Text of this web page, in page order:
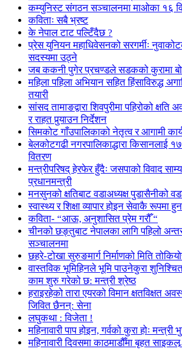
कम्युनिस्ट संगठन सञ्चालनमा माओका १६
कविताः सबै भ्रष्ट
के नेपाल टाट पल्टिँदैछ ?
प्रेस युनियन महाधिवेसनको सरगर्मीः
सदस्यमा उठ्ने
जब ककनी पुगेर प्रचण्डले सडकको कुरामा
महिला पहिला अभियान सहित हिंसाविरुद्ध
तयारी
सांसद तामाङद्वारा शिवपुरीमा पहिरोको क्षति
र राहत पुर्‍याउन निर्देशन
सिमकोट गाँउपालिकाको नेतृत्व र आगामी
बेलकोटगढी नगरपालिकाद्धारा किसानलाई
वितरण
मन्त्रीपरिषद् हेरफेर हुँदैः जसपाको विवाद
प्रधानमन्त्री
मनसुनको क्षतिबाट वडाअध्यक्ष पुडासैनीको
स्वास्थ्य र शिक्षा व्यापार होइन सेवाकै रूपमा
कविता- “आऊ, अनुशासित प्रेम गरौँ “
चीनको छङ्तुबाट नेपालका लागि पहिलो
सञ्चालनमा
छहरे-टोखा सुरुङमार्ग निर्माणको मिति
वास्तविक भूमिहिनले भूमि पाउनेकुरा
काम शुरु गरेको छ: मन्त्री श्रेष्ठ
हराइरहेको तारा एयरको विमान क्षतविक्षत
जिवित छैनन्: सेना
लघुकथा : विजेता !
महिनावारी पाप होइन, गर्वको कुरा होः मन्त्री
महिनावारी दिवसमा काठमाडौँमा बृहत साइकल